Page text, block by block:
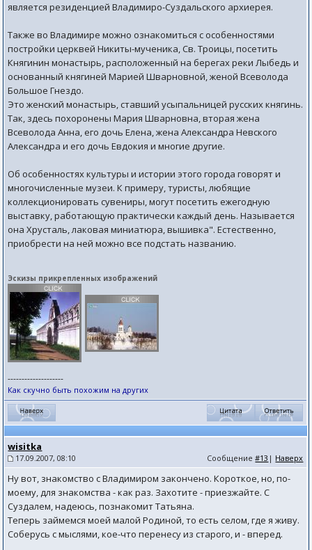
является резиденцией Владимиро-Суздальского архиерея.
Также во Владимире можно ознакомиться с особенностями
постройки церквей Никиты-мученика, Св. Троицы, посетить
Княгинин монастырь, расположенный на берегах реки Лыбедь и
основанный княгиней Марией Шварновной, женой Всеволода
Большое Гнездо.
Это женский монастырь, ставший усыпальницей русских княгинь.
Так, здесь похоронены Мария Шварновна, вторая жена
Всеволода Анна, его дочь Елена, жена Александра Невского
Александра и его дочь Евдокия и многие другие.
Об особенностях культуры и истории этого города говорят и
многочисленные музеи. К примеру, туристы, любящие
коллекционировать сувениры, могут посетить ежегодную
выставку, работающую практически каждый день. Называется
она Хрусталь, лаковая миниатюра, вышивка". Естественно,
приобрести на ней можно все подстать названию.
Эскизы прикрепленных изображений
--------------------
Как скучно быть похожим на других
wisitka
17.09.2007, 08:10 Сообщение#13 | Наверх
Ну вот, знакомство с Владимиром закончено. Короткое, но, по-
моему, для знакомства - как раз. Захотите - приезжайте. С
Суздалем, надеюсь, познакомит Татьяна.
Теперь займемся моей малой Родиной, то есть селом, где я живу.
Соберусь с мыслями, кое-что перенесу из старого, и - вперед.